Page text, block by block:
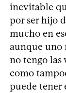
inevitable
por ser hijo
mucho en
aunque uno
no tengo las
como
puede tener